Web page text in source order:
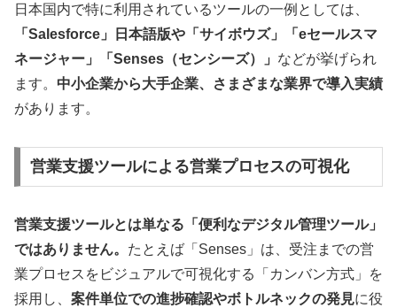
日本国内で特に利用されているツールの一例としては、
「Salesforce」日本語版や「サイボウズ」「eセールスマ
ネージャー」「Senses（センシーズ）」 などが挙げられ
ます。 中小企業から大手企業、さまざまな業界で導入実績
があります。
営業支援ツールによる営業プロセスの可視化
営業支援ツールとは単なる「便利なデジタル管理ツール」
ではありません。 たとえば「Senses」は、受注までの営
業プロセスをビジュアルで可視化する「カンバン方式」を
採用し、 案件単位での進捗確認やボトルネックの発見に役